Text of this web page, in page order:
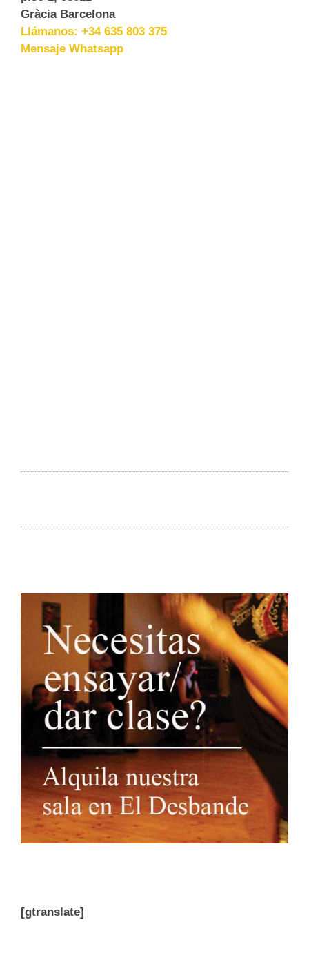
Gràcia Barcelona
Llámanos: +34 635 803 375
Mensaje Whatsapp
[gtranslate]